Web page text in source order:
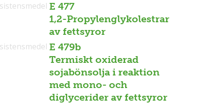
E 477
1,2-Propylenglykolestrar
av fettsyror
E 479b
Termiskt oxiderad
sojabönsolja i reaktion
med mono- och
diglycerider av fettsyror